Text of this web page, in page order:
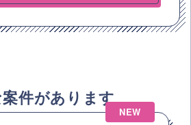
件があります
NEW